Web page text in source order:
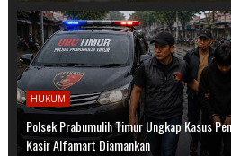
HUKUM
Polsek Prabumulih Timur Ungkap Kasus
Kasir Alfamart Diamankan